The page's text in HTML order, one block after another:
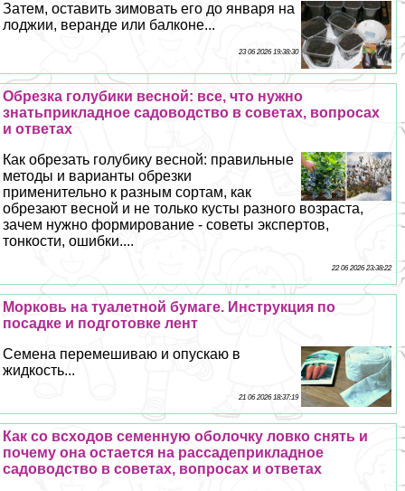
Затем, оставить зимовать его до января на
лоджии, веранде или балконе...
23 06 2026 19:38:30
Обрезка гoлyбики весной: все, что нужно
знатьприкладное садоводство в советах, вопросах
и ответах
Как обрезать гoлyбику весной: правильные
методы и варианты обрезки
применительно к разным сортам, как
обрезают весной и не только кусты разного возраста,
зачем нужно формирование - советы экспертов,
тонкости, ошибки....
22 06 2026 23:38:22
Морковь на туалетной бумаге. Инструкция по
посадке и подготовке лент
Семена перемешиваю и опускаю в
жидкость...
21 06 2026 18:37:19
Как со всходов семенную оболочку ловко снять и
почему она остается на рассадеприкладное
садоводство в советах, вопросах и ответах